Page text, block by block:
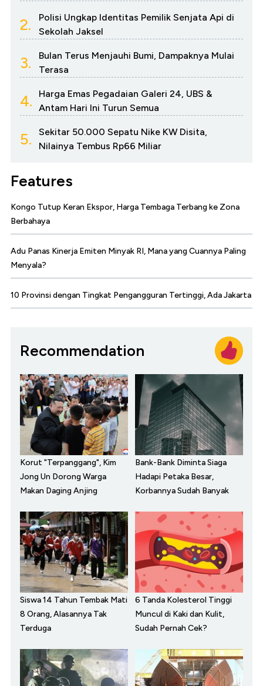
2.
Polisi Ungkap Identitas Pemilik Senjata Api di
Sekolah Jaksel
3.
Bulan Terus Menjauhi Bumi, Dampaknya Mulai
Terasa
4.
Harga Emas Pegadaian Galeri 24, UBS &
Antam Hari Ini Turun Semua
5.
Sekitar 50.000 Sepatu Nike KW Disita,
Nilainya Tembus Rp66 Miliar
Features
Kongo Tutup Keran Ekspor, Harga Tembaga Terbang ke Zona
Berbahaya
Adu Panas Kinerja Emiten Minyak RI, Mana yang Cuannya Paling
Menyala?
10 Provinsi dengan Tingkat Pengangguran Tertinggi, Ada Jakarta
Recommendation
Korut "Terpanggang", Kim
Jong Un Dorong Warga
Makan Daging Anjing
Bank-Bank Diminta Siaga
Hadapi Petaka Besar,
Korbannya Sudah Banyak
Siswa 14 Tahun Tembak Mati
8 Orang, Alasannya Tak
Terduga
6 Tanda Kolesterol Tinggi
Muncul di Kaki dan Kulit,
Sudah Pernah Cek?